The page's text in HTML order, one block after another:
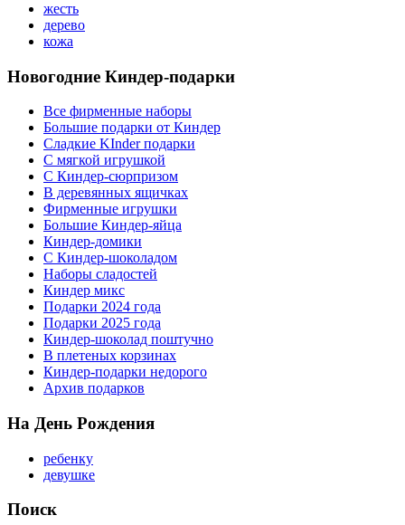
жесть
дерево
кожа
Новогодние Киндер-подарки
Все фирменные наборы
Большие подарки от Киндер
Сладкие KInder подарки
С мягкой игрушкой
С Киндер-сюрпризом
В деревянных ящичках
Фирменные игрушки
Большие Киндер-яйца
Киндер-домики
С Киндер-шоколадом
Наборы сладостей
Киндер микс
Подарки 2024 года
Подарки 2025 года
Киндер-шоколад поштучно
В плетеных корзинах
Киндер-подарки недорого
Архив подарков
На День Рождения
ребенку
девушке
Поиск